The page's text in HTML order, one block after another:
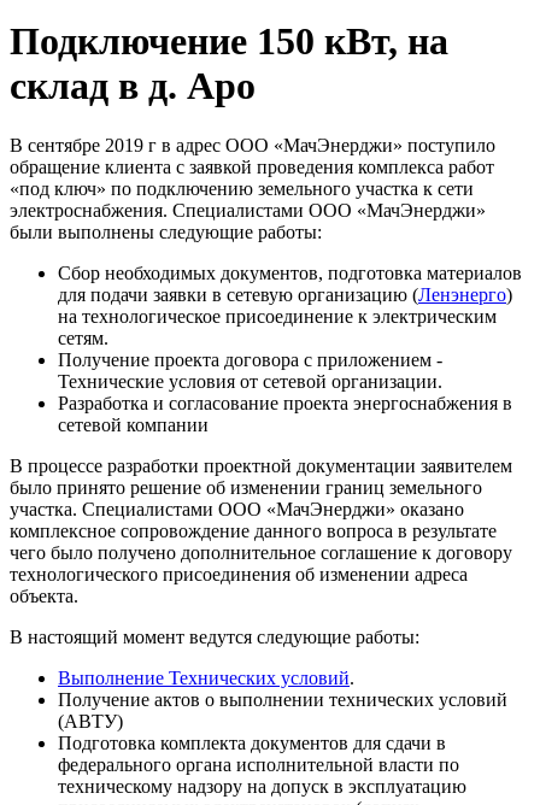
Подключение 150 кВт, на
склад в д. Аро
В сентябре 2019 г в адрес ООО «МачЭнерджи» поступило
обращение клиента с заявкой проведения комплекса работ
«под ключ» по подключению земельного участка к сети
электроснабжения. Специалистами ООО «МачЭнерджи»
были выполнены следующие работы:
Сбор необходимых документов, подготовка материалов
для подачи заявки в сетевую организацию (Ленэнерго)
на технологическое присоединение к электрическим
сетям.
Получение проекта договора с приложением -
Технические условия от сетевой организации.
Разработка и согласование проекта энергоснабжения в
сетевой компании
В процессе разработки проектной документации заявителем
было принято решение об изменении границ земельного
участка. Специалистами ООО «МачЭнерджи» оказано
комплексное сопровождение данного вопроса в результате
чего было получено дополнительное соглашение к договору
технологического присоединения об изменении адреса
объекта.
В настоящий момент ведутся следующие работы:
Выполнение Технических условий.
Получение актов о выполнении технических условий
(АВТУ)
Подготовка комплекта документов для сдачи в
федерального органа исполнительной власти по
техническому надзору на допуск в эксплуатацию